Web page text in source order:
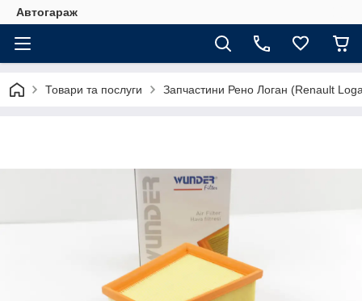
Автогараж
Товари та послуги Запчастини Рено Логан (Renault